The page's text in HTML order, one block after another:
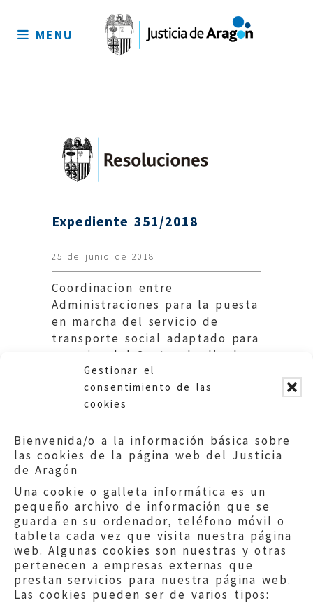
Gestionar el
consentimiento de las
cookies
Bienvenida/o a la información básica sobre
las cookies de la página web del Justicia
de Aragón
Una cookie o galleta informática es un
pequeño archivo de información que se
guarda en su ordenador, teléfono móvil o
tableta cada vez que visita nuestra página
web. Algunas cookies son nuestras y otras
pertenecen a empresas externas que
prestan servicios para nuestra página web.
Las cookies pueden ser de varios tipos:
sitio
MENU
Expediente 351/2018
25 de junio de 2018
Coordinacion entre
Administraciones para la puesta
en marcha del servicio de
transporte social adaptado para
usuarios del Centro de dia de
la Residencia de Borja